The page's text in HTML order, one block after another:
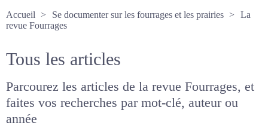
Accueil
Se documenter sur les fourrages et les prairies
La revue Fourrages
Tous les articles
Parcourez les articles de la revue Fourrages, et
faites vos recherches par mot-clé, auteur ou
année